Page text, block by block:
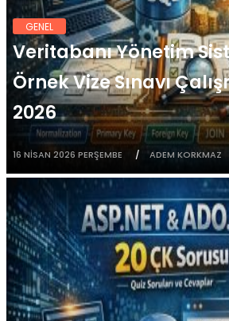
GENEL
Veritabanı Yönetim
Örnek Vize Sınavı
2026
16 NISAN 2026 PERŞEMBE ADEM KORKMAZ